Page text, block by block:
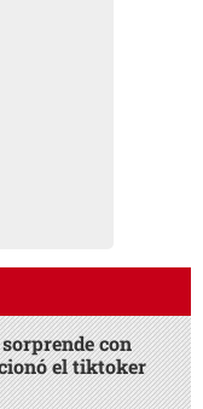
con
el tiktoker